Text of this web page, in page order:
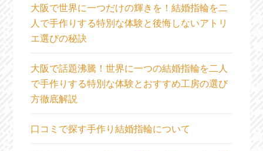
大阪で世界に一つだけの輝きを！結婚指輪を二
人で手作りする特別な体験と後悔しないアトリ
エ選びの秘訣
大阪で話題沸騰！世界に一つの結婚指輪を二人
で手作りする特別な体験とおすすめ工房の選び
方徹底解説
口コミで探す手作り結婚指輪について